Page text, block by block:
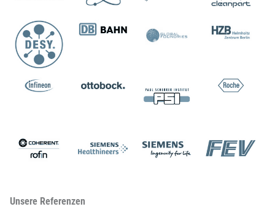
Unsere Referenzen